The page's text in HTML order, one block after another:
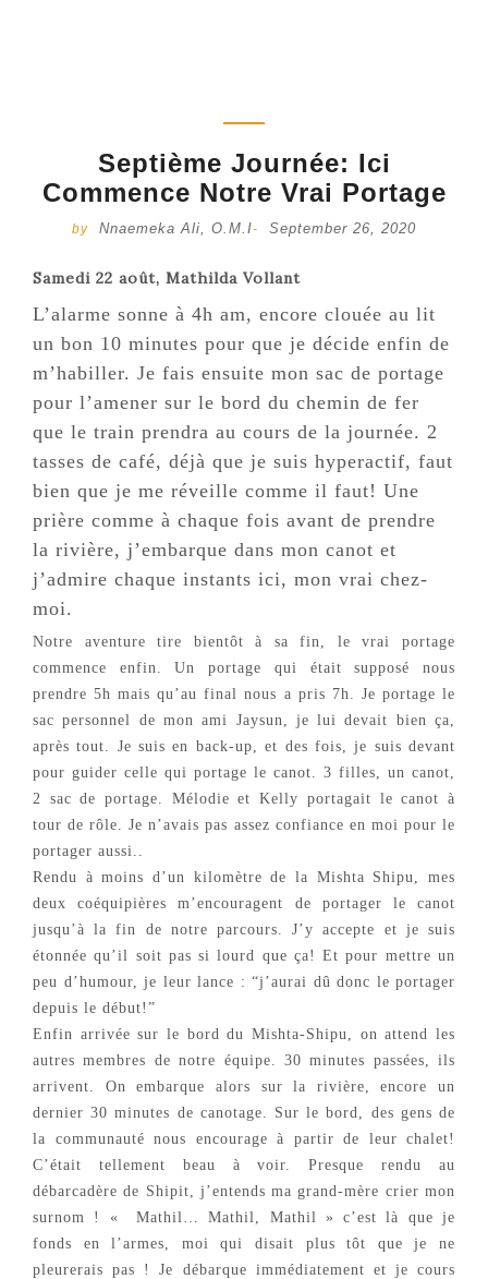
Septième Journée: Ici
Commence Notre Vrai Portage
by Nnaemeka Ali, O.M.I- September 26, 2020
Samedi 22 août, Mathilda Vollant
L’alarme sonne à 4h am, encore clouée au lit
un bon 10 minutes pour que je décide enfin de
m’habiller. Je fais ensuite mon sac de portage
pour l’amener sur le bord du chemin de fer
que le train prendra au cours de la journée. 2
tasses de café, déjà que je suis hyperactif, faut
bien que je me réveille comme il faut! Une
prière comme à chaque fois avant de prendre
la rivière, j’embarque dans mon canot et
j’admire chaque instants ici, mon vrai chez-
moi.
Notre aventure tire bientôt à sa fin, le vrai portage
commence enfin. Un portage qui était supposé nous
prendre 5h mais qu’au final nous a pris 7h. Je portage le
sac personnel de mon ami Jaysun, je lui devait bien ça,
après tout. Je suis en back-up, et des fois, je suis devant
pour guider celle qui portage le canot. 3 filles, un canot,
2 sac de portage. Mélodie et Kelly portagait le canot à
tour de rôle. Je n’avais pas assez confiance en moi pour le
portager aussi..
Rendu à moins d’un kilomètre de la Mishta Shipu, mes
deux coéquipières m’encouragent de portager le canot
jusqu’à la fin de notre parcours. J’y accepte et je suis
étonnée qu’il soit pas si lourd que ça! Et pour mettre un
peu d’humour, je leur lance : “j’aurai dû donc le portager
depuis le début!”
Enfin arrivée sur le bord du Mishta-Shipu, on attend les
autres membres de notre équipe. 30 minutes passées, ils
arrivent. On embarque alors sur la rivière, encore un
dernier 30 minutes de canotage. Sur le bord, des gens de
la communauté nous encourage à partir de leur chalet!
C’était tellement beau à voir. Presque rendu au
débarcadère de Shipit, j’entends ma grand-mère crier mon
surnom ! « Mathil… Mathil, Mathil » c’est là que je
fonds en l’armes, moi qui disait plus tôt que je ne
pleurerais pas ! Je débarque immédiatement et je cours